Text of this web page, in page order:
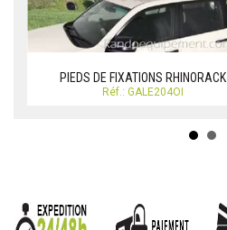
PIEDS DE FIXATIONS RHINORACK
Réf.: GALE204OI